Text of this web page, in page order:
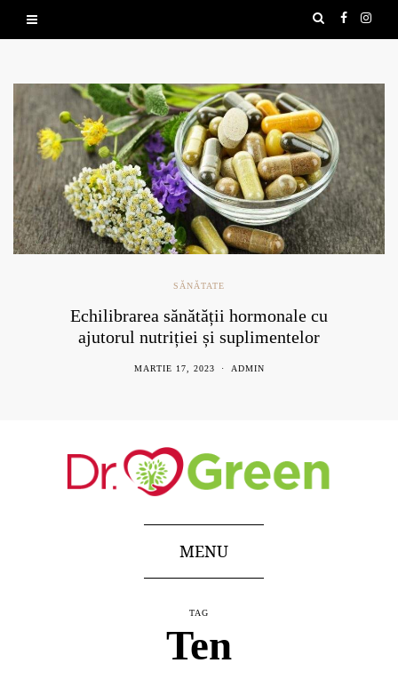
sănătății hormonale cu
nutriției și suplimentelor
Nuci de
MENU
TAG
Ten